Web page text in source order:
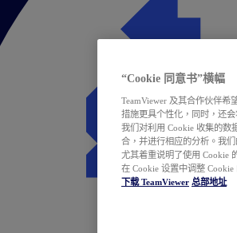
“Cookie 同意书”横幅
TeamViewer 及其合作伙伴希
措施更具个性化，同时，还
我们对利用 Cookie 收集的数
合，并进行相应的分析。我们
尤其着重说明了使用 Cookie
在 Cookie 设置中调整 Cookie
下载 TeamViewer 总部地址